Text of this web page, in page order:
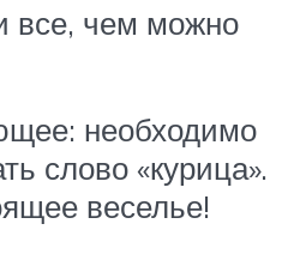
все, чем можно
необходимо
слово «курица».
веселье!